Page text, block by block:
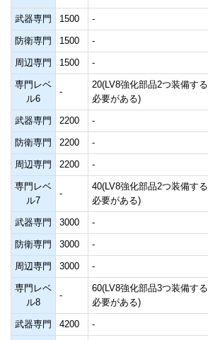
武器専門 1500 -
防衛専門 1500 -
周辺専門 1500 -
専門レベ
ル6
-
20(LV8強化部品2つ装備する
必要がある)
武器専門 2200 -
防衛専門 2200 -
周辺専門 2200 -
専門レベ
ル7
-
40(LV8強化部品2つ装備する
必要がある)
武器専門 3000 -
防衛専門 3000 -
周辺専門 3000 -
専門レベ
ル8
-
60(LV8強化部品3つ装備する
必要がある)
武器専門 4200 -